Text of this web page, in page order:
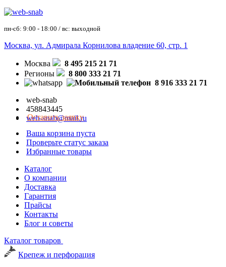
пн-сб: 9:00 - 18:00 / вс: выходной
Москва, ул. Адмирала Корнилова владение 60, стр. 1
Москва
8 495 215 21 71
Регионы
8 800 333 21 71
8 916 333 21 71
web-snab
458843445
web-snab@mail.ru
Оставить заявку
Ваша корзина пуста
Проверьте статус заказа
Избранные товары
Каталог
О компании
Доставка
Гарантия
Прайсы
Контакты
Блог и советы
Каталог товаров
Крепеж и перфорация